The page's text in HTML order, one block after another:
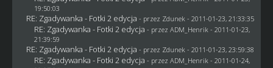
19:50:03
RE: Zgadywanka - Fotki 2 edycja - przez Zdunek - 2011-01-23, 21:33:35
RE: Zgadywanka - Fotki 2 edycja - przez ADM_Henrik - 2011-01-23,
21:39:59
RE: Zgadywanka - Fotki 2 edycja - przez Zdunek - 2011-01-23, 23:59:38
RE: Zgadywanka - Fotki 2 edycja - przez ADM_Henrik - 2011-01-24,